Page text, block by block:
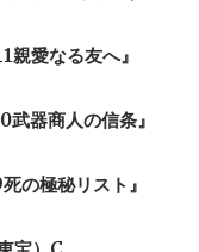
愛なる友へ』
器商人の信条』
極秘リスト』